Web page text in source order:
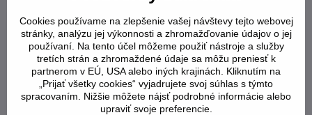
palmy, Španielsko(LINK)
Cookies používame na zlepšenie vašej návštevy tejto webovej
stránky, analýzu jej výkonnosti a zhromažďovanie údajov o jej
používaní. Na tento účel môžeme použiť nástroje a služby
tretích strán a zhromaždené údaje sa môžu preniesť k
partnerom v EÚ, USA alebo iných krajinách. Kliknutím na
„Prijať všetky cookies“ vyjadrujete svoj súhlas s týmto
spracovaním. Nižšie môžete nájsť podrobné informácie alebo
upraviť svoje preferencie.